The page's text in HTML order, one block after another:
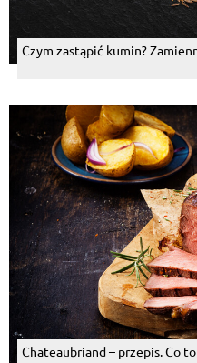
Czym zastąpić kumin?
Chateaubriand – przepis. Co